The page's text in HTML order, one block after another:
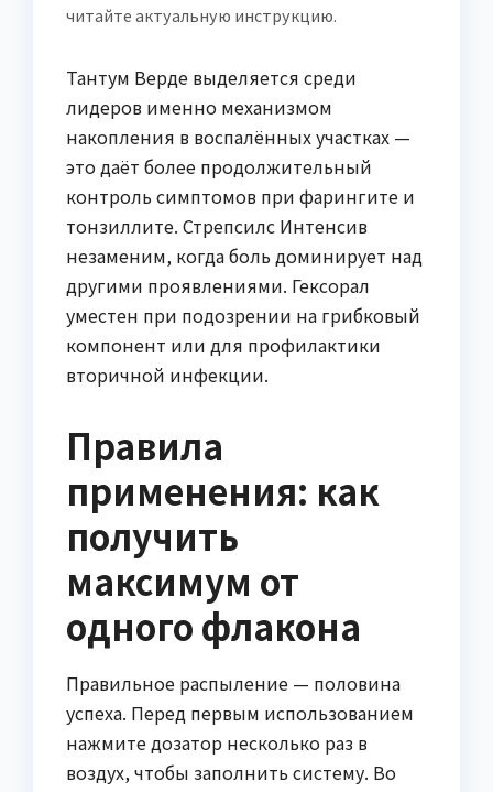
читайте актуальную инструкцию.
Тантум Верде выделяется среди
лидеров именно механизмом
накопления в воспалённых участках —
это даёт более продолжительный
контроль симптомов при фарингите и
тонзиллите. Стрепсилс Интенсив
незаменим, когда боль доминирует над
другими проявлениями. Гексорал
уместен при подозрении на грибковый
компонент или для профилактики
вторичной инфекции.
Правила
применения: как
получить
максимум от
одного флакона
Правильное распыление — половина
успеха. Перед первым использованием
нажмите дозатор несколько раз в
воздух, чтобы заполнить систему. Во